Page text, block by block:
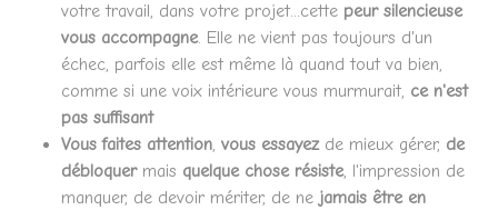
votre travail, dans votre projet...cette peur silencieuse
vous accompagne. Elle ne vient pas toujours d'un
échec, parfois elle est même là quand tout va bien,
comme si une voix intérieure vous murmurait, ce n'est
pas suffisant
Vous faites attention, vous essayez de mieux gérer, de
débloquermais quelque chose résiste, l'impression de
manquer, de devoir mériter, de ne jamais être en